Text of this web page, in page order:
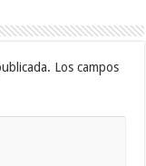
Los campos